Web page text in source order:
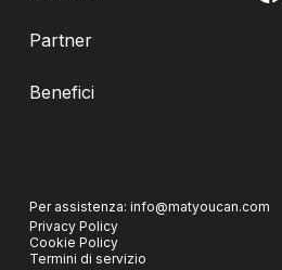
Partner
Benefici
Per assistenza: info@matyoucan.com
Privacy Policy
Cookie Policy
Termini di servizio